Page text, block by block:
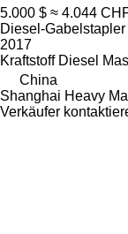
5.000 $ ≈ 4.044
Diesel-Gabelstapler
2017
Kraftstoff Diesel
China
Shanghai Heavy
Verkäufer